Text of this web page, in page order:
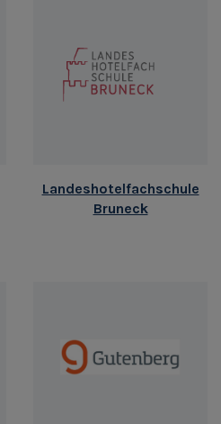
Landeshotelfachschule
Bruneck